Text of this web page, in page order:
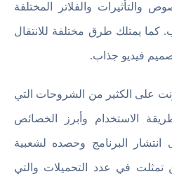
والتأثيرات والفلاتر المختلفة
كما يمتلك طرق مختلفة للانتقال
فيديو جذاب.
على الكثير من الشروحات التي
الاستخدام وأبرز الخصائص
البرنامج وحصده لشعبية
تمثلت في عدد التحميلات والتي